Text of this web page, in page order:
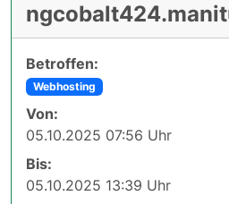
Betroffen:
Webhosting
Von:
05.10.2025 07:56 Uhr
Bis:
05.10.2025 13:39 Uhr